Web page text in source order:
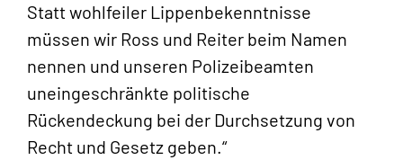
Statt wohlfeiler Lippenbekenntnisse
müssen wir Ross und Reiter beim Namen
nennen und unseren Polizeibeamten
uneingeschränkte politische
Rückendeckung bei der Durchsetzung von
Recht und Gesetz geben.“